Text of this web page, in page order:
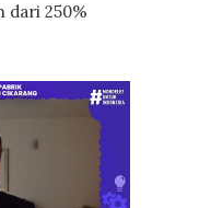
dari 250%